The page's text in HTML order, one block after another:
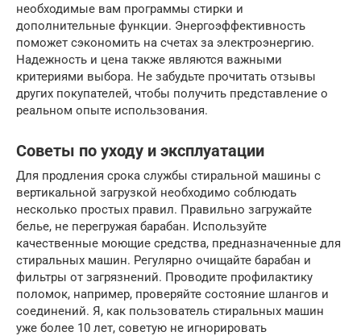
необходимые вам программы стирки и
дополнительные функции. Энергоэффективность
поможет сэкономить на счетах за электроэнергию.
Надежность и цена также являются важными
критериями выбора. Не забудьте прочитать отзывы
других покупателей, чтобы получить представление о
реальном опыте использования.
Советы по уходу и эксплуатации
Для продления срока службы стиральной машины с
вертикальной загрузкой необходимо соблюдать
несколько простых правил. Правильно загружайте
белье, не перегружая барабан. Используйте
качественные моющие средства, предназначенные для
стиральных машин. Регулярно очищайте барабан и
фильтры от загрязнений. Проводите профилактику
поломок, например, проверяйте состояние шлангов и
соединений. Я, как пользователь стиральных машин
уже более 10 лет, советую не игнорировать